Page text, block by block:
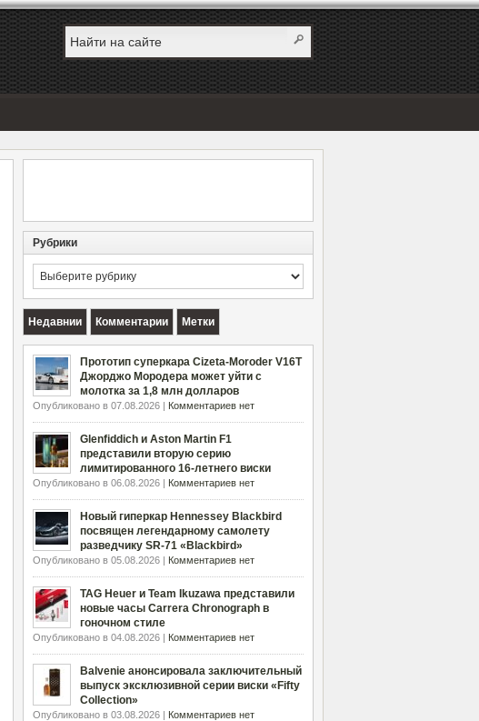
Рубрики
Рубрики
Недавнии Комментарии Метки
Прототип суперкара Cizeta-Moroder V16T
Джорджо Мородера может уйти с
молотка за 1,8 млн долларов
Опубликовано в 07.08.2026 | Комментариев нет
Glenfiddich и Aston Martin F1
представили вторую серию
лимитированного 16-летнего виски
Опубликовано в 06.08.2026 | Комментариев нет
Новый гиперкар Hennessey Blackbird
посвящен легендарному самолету
разведчику SR-71 «Blackbird»
Опубликовано в 05.08.2026 | Комментариев нет
TAG Heuer и Team Ikuzawa представили
новые часы Carrera Chronograph в
гоночном стиле
Опубликовано в 04.08.2026 | Комментариев нет
Balvenie анонсировала заключительный
выпуск эксклюзивной серии виски «Fifty
Collection»
Опубликовано в 03.08.2026 | Комментариев нет